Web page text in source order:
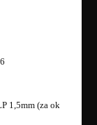
1,5mm (za ok